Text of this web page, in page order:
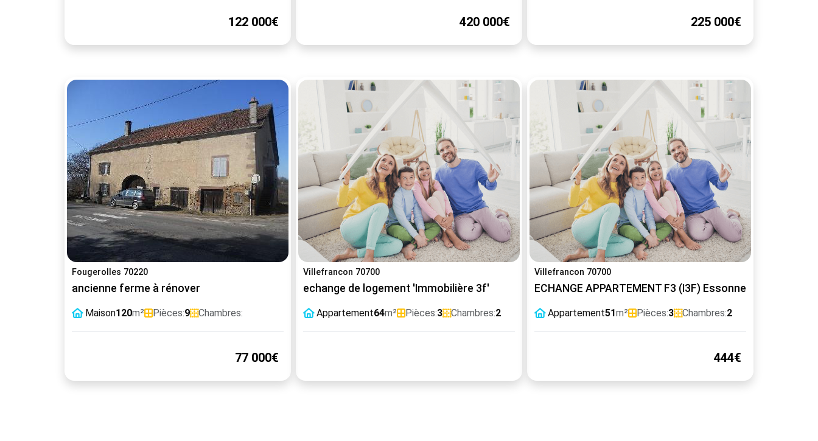
122 000€ 420 000€ 225 000€
Fougerolles 70220
ancienne ferme à rénover
Maison120m² Pièces:9 Chambres:
77 000€
Villefrancon 70700
echange de logement 'Immobilière 3f'
Appartement64m² Pièces:3 Chambres:2
Villefrancon 70700
ECHANGE APPARTEMENT F3 (I3F) Essonne contre F3
Appartement51m² Pièces:3 Chambres:2
444€